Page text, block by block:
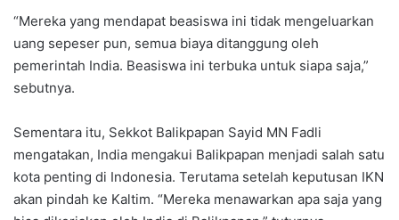
“Mereka yang mendapat beasiswa ini tidak mengeluarkan
uang sepeser pun, semua biaya ditanggung oleh
pemerintah India. Beasiswa ini terbuka untuk siapa saja,”
sebutnya.
Sementara itu, Sekkot Balikpapan Sayid MN Fadli
mengatakan, India mengakui Balikpapan menjadi salah satu
kota penting di Indonesia. Terutama setelah keputusan IKN
akan pindah ke Kaltim. “Mereka menawarkan apa saja yang